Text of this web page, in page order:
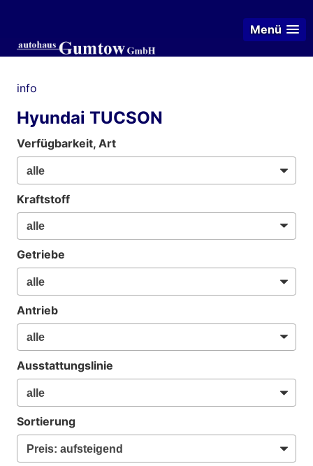
Menü
info
Hyundai TUCSON
Verfügbarkeit, Art
Kraftstoff
Getriebe
Antrieb
Ausstattungslinie
Sortierung